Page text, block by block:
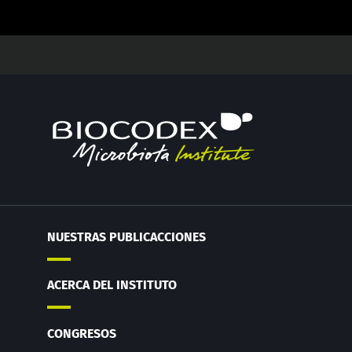
NUESTRAS PUBLICACCIONES
ACERCA DEL INSTITUTO
CONGRESOS